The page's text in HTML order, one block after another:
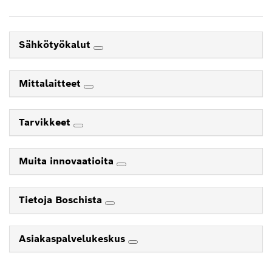
Sähkötyökalut
Mittalaitteet
Tarvikkeet
Muita innovaatioita
Tietoja Boschista
Asiakaspalvelukeskus